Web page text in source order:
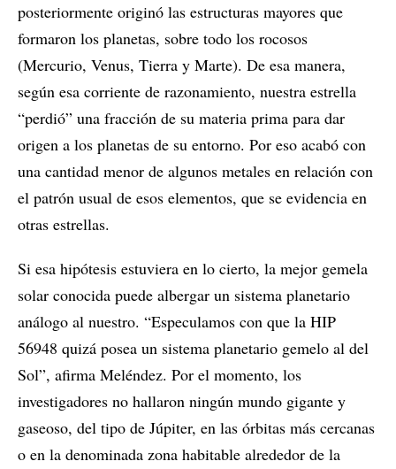
posteriormente originó las estructuras mayores que
formaron los planetas, sobre todo los rocosos
(Mercurio, Venus, Tierra y Marte). De esa manera,
según esa corriente de razonamiento, nuestra estrella
“perdió” una fracción de su materia prima para dar
origen a los planetas de su entorno. Por eso acabó con
una cantidad menor de algunos metales en relación con
el patrón usual de esos elementos, que se evidencia en
otras estrellas.
Si esa hipótesis estuviera en lo cierto, la mejor gemela
solar conocida puede albergar un sistema planetario
análogo al nuestro. “Especulamos con que la HIP
56948 quizá posea un sistema planetario gemelo al del
Sol”, afirma Meléndez. Por el momento, los
investigadores no hallaron ningún mundo gigante y
gaseoso, del tipo de Júpiter, en las órbitas más cercanas
o en la denominada zona habitable alrededor de la